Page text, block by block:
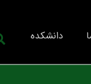
دانشکده